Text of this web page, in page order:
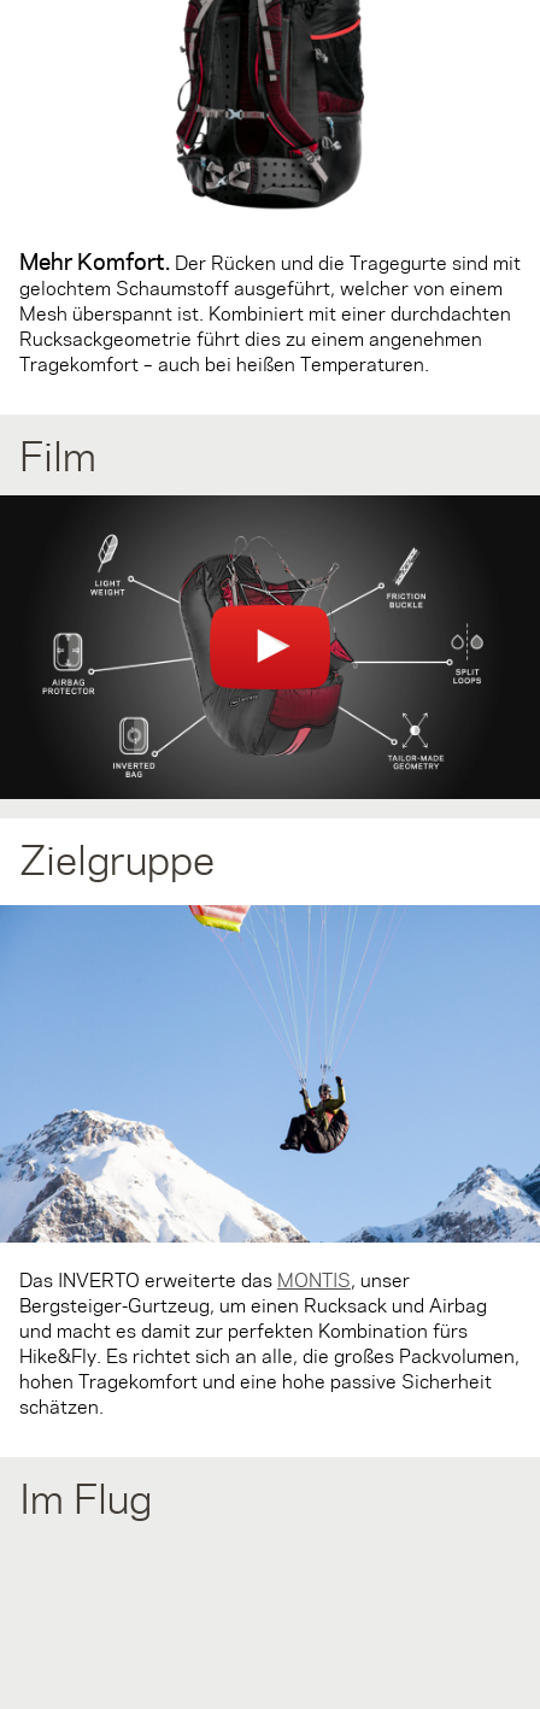
Mehr Komfort. Der Rücken und die Tragegurte sind mit
gelochtem Schaumstoff ausgeführt, welcher von einem
Mesh überspannt ist. Kombiniert mit einer durchdachten
Rucksackgeometrie führt dies zu einem angenehmen
Tragekomfort – auch bei heißen Temperaturen.
Film
(AdBlock/Ghostery) if they block videos.
Zielgruppe
Das INVERTO erweiterte das MONTIS, unser
Bergsteiger-Gurtzeug, um einen Rucksack und Airbag
und macht es damit zur perfekten Kombination fürs
Hike&Fly. Es richtet sich an alle, die großes Packvolumen,
hohen Tragekomfort und eine hohe passive Sicherheit
schätzen.
Im Flug